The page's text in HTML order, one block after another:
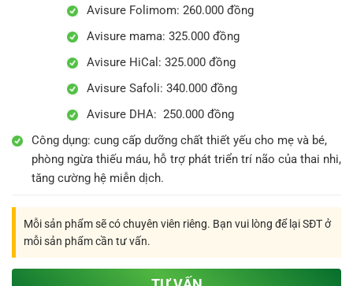
Avisure Folimom: 260.000 đồng
Avisure mama: 325.000 đồng
Avisure HiCal: 325.000 đồng
Avisure Safoli: 340.000 đồng
Avisure DHA: 250.000 đồng
Công dụng: cung cấp dưỡng chất thiết yếu cho mẹ và bé,
phòng ngừa thiếu máu, hỗ trợ phát triển trí não của thai nhi,
tăng cường hệ miễn dịch.
Mỗi sản phẩm sẽ có chuyên viên riêng. Bạn vui lòng để lại SĐT ở
mỗi sản phẩm cần tư vấn.